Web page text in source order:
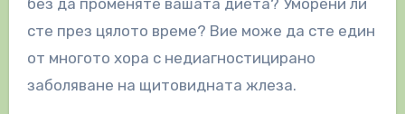
без да променяте вашата диета? Уморени ли
сте през цялото време? Вие може да сте един
от многото хора с недиагностицирано
заболяване на щитовидната жлеза.